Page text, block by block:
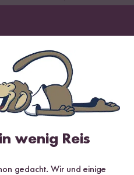
Deswegen ist die
ist es sehr wichtig während des
DasPfannenrühren,
eine berühmte Kochmethode
dass die Zutaten
wenig Reis
gedacht. Wir und einige